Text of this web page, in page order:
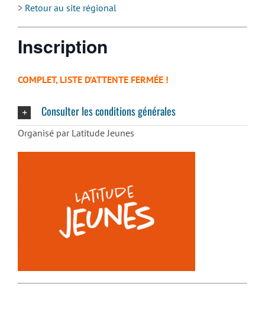
> Retour au site régional
Inscription
COMPLET, LISTE D’ATTENTE FERMÉE !
Consulter les conditions générales
Organisé par Latitude Jeunes